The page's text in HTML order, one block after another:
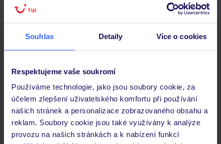
Souhlas Detaily Více o cookies
Respektujeme vaše soukromí
Používáme technologie, jako jsou soubory cookie, za
účelem zlepšení uživatelského komfortu při používání
našich stránek a personalizace zobrazovaného obsahu a
reklam. Soubory cookie jsou také využívány k analýze
provozu na našich stránkách a k nabízení funkcí
4.7/5
Sunrise Solara Aquapark Resort
EGYPT HURGHADA HURGHADA
17 771
08.10.2026 - 15.10.2026
(7 nocí)
Praha (01:55)
All Inclusive
vybavení pro děti